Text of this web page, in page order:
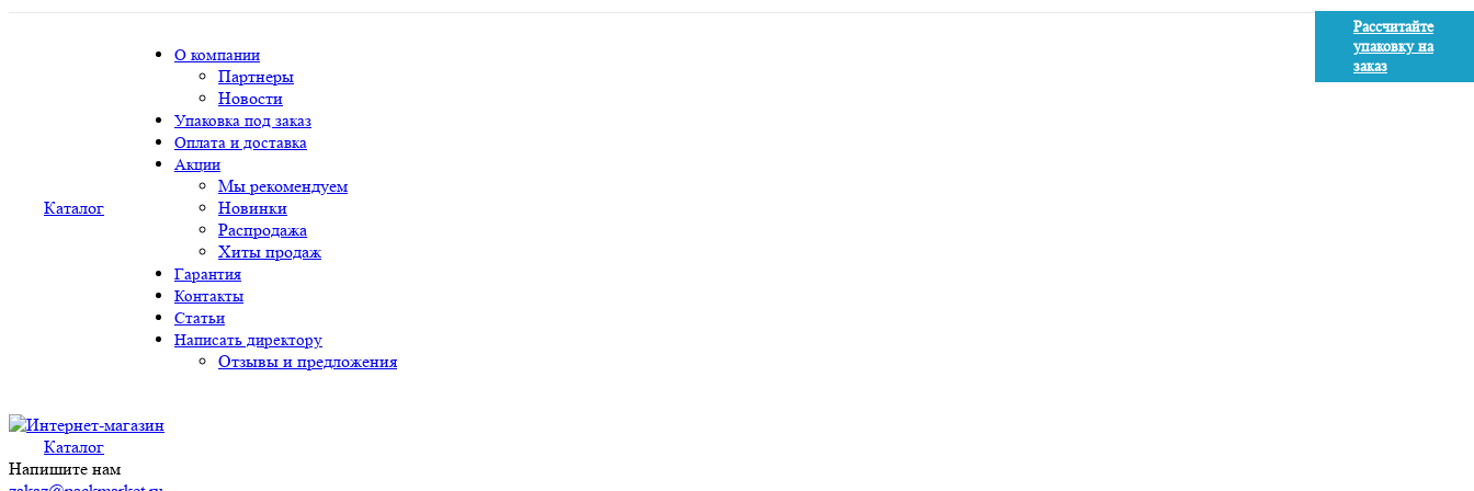
Каталог
О компании
Партнеры
Новости
Упаковка под заказ
Оплата и доставка
Акции
Мы рекомендуем
Новинки
Распродажа
Хиты продаж
Гарантия
Контакты
Статьи
Написать директору
Отзывы и предложения
Каталог
Напишите нам
Рассчитайте
упаковку на
заказ